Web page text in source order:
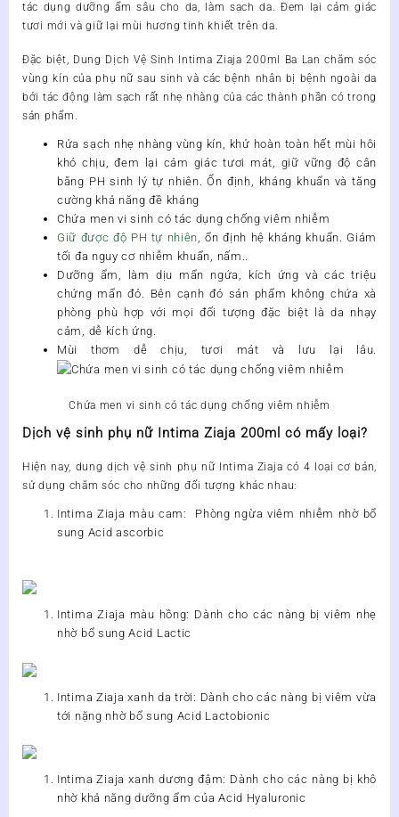
tác dụng dưỡng ẩm sâu cho da, làm sạch da. Đem lại cảm giác
tươi mới và giữ lại mùi hương tinh khiết trên da.
Đặc biệt, Dung Dịch Vệ Sinh Intima Ziaja 200ml Ba Lanchăm sóc
vùng kín của phụ nữ sau sinh và các bệnh nhân bị bệnh ngoài da
bởi tác động làm sạch rất nhẹ nhàng của các thành phần có trong
sản phẩm.
Rửa sạch nhẹ nhàng vùng kín, khử hoàn toàn hết mùi hôi
khó chịu, đem lại cảm giác tươi mát, giữ vững độ cân
bằng PH sinh lý tự nhiên. Ổn định, kháng khuẩn và tăng
cường khả năng đề kháng
Chứa men vi sinh có tác dụng chống viêm nhiễm
Giữ được độ PH tự nhiên, ổn định hệ kháng khuẩn. Giảm
tối đa nguy cơ nhiễm khuẩn, nấm..
Dưỡng ẩm, làm dịu mẩn ngứa, kích ứng và các triệu
chứng mẩn đỏ. Bên cạnh đó sản phẩm không chứa xà
phòng phù hợp với mọi đối tượng đặc biệt là da nhạy
cảm, dễ kích ứng.
Mùi thơm dễ chịu, tươi mát và lưu lại lâu.
Chứa men vi sinh có tác dụng chống viêm nhiễm
Dịch vệ sinh phụ nữ Intima Ziaja 200ml có mấy loại?
Hiện nay, dung dịch vệ sinh phụ nữ Intima Ziaja có 4 loại cơ bản,
sử dụng chăm sóc cho những đối tượng khác nhau:
Intima Ziaja màu cam: Phòng ngừa viêm nhiễm nhờ bổ
sung Acid ascorbic
Intima Ziaja màu hồng: Dành cho các nàng bị viêm nhẹ
nhờ bổ sung Acid Lactic
Intima Ziaja xanh da trời: Dành cho các nàng bị viêm vừa
tới nặng nhờ bổ sung Acid Lactobionic
Intima Ziaja xanh dương đậm: Dành cho các nàng bị khô
nhờ khả năng dưỡng ẩm của Acid Hyaluronic